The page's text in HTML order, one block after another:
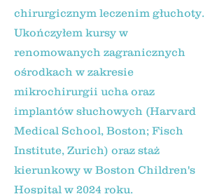
chirurgicznym leczenim głuchoty.
Ukończyłem kursy w
renomowanych zagranicznych
ośrodkach w zakresie
mikrochirurgii ucha oraz
implantów słuchowych (Harvard
Medical School, Boston; Fisch
Institute, Zurich) oraz staż
kierunkowy w Boston Children's
Hospital w 2024 roku.